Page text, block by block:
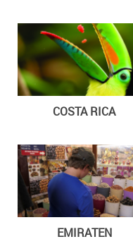
COSTA RICA
EMIRATEN